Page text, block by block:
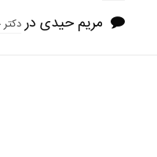
مریم حیدی در